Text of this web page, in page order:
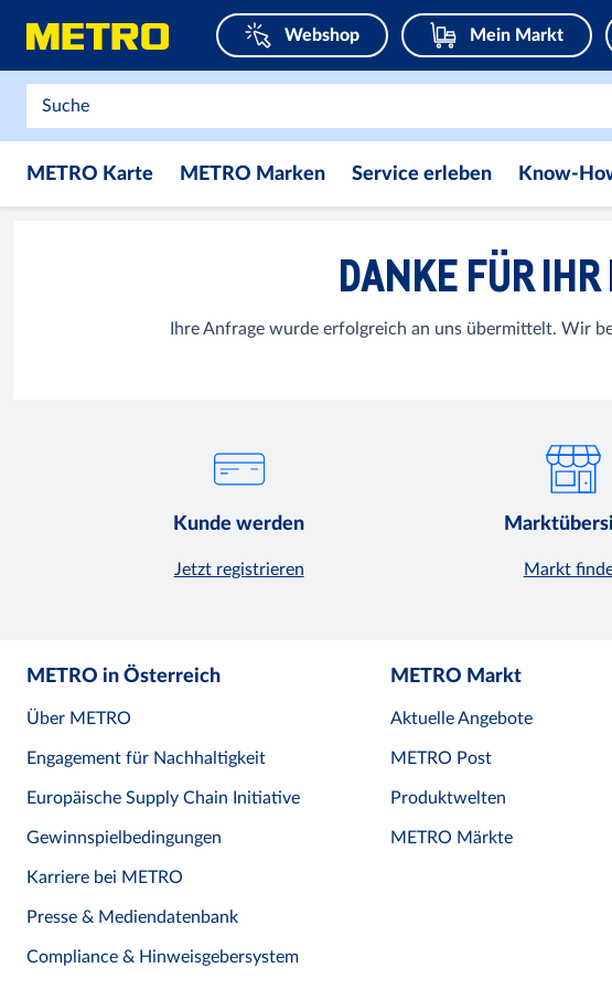
Webshop Mein Markt
METRO Karte METRO Marken Service erleben Know-
DANKE FÜR
Ihre Anfrage wurde erfolgreich an uns übermittelt. Wir
Kunde werden
Jetzt registrieren Markt
METRO in Österreich
Über METRO
Engagement für Nachhaltigkeit
Europäische Supply Chain Initiative
Gewinnspielbedingungen
Karriere bei METRO
Presse & Mediendatenbank
Compliance & Hinweisgebersystem
METRO Markt
Aktuelle Angebote
METRO Post
Produktwelten
METRO Märkte